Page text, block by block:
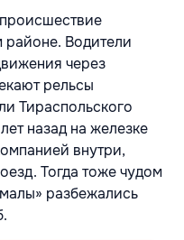
районе. Водители
через
рельсы
Тираспольского
назад на железке
внутри,
Тогда тоже чудом
разбежались